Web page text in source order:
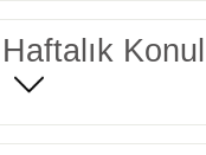
Haftalık